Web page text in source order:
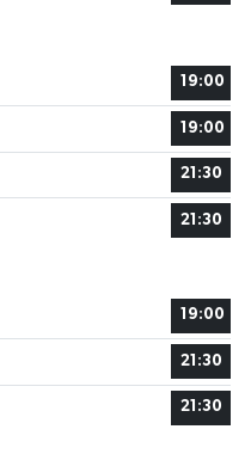
19:00
19:00
21:30
21:30
19:00
21:30
21:30